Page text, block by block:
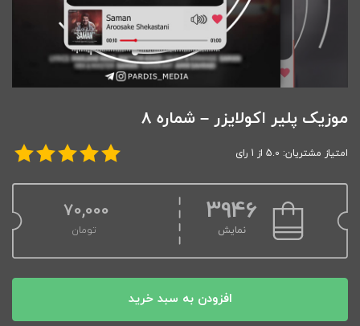
موزیک پلیر اکولایزر – شماره 8
امتیاز مشتریان: 5.0 از 1 رای
3946
نمایش
70,000
تومان
افزودن به سبد خرید